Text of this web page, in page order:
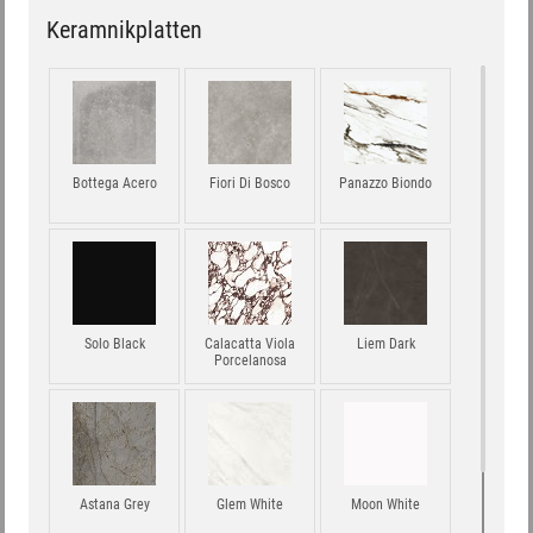
Keramnikplatten
Bottega Acero Fiori Di Bosco Panazzo Biondo
Solo Black
Calacatta Viola
Porcelanosa
Liem Dark
Astana Grey Glem White Moon White